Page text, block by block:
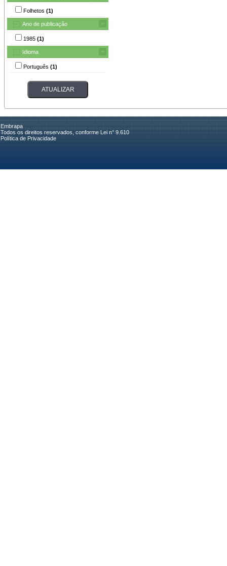
Folhetos (1)
Ano de publicação
1985 (1)
Idioma
Português (1)
Embrapa
Todos os direitos reservados, conforme Lei n° 9.610
Política de Privacidade